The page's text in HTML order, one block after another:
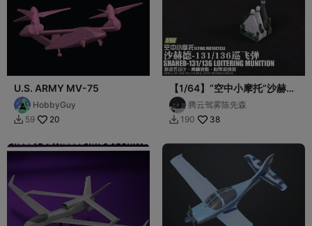
U.S. ARMY MV-75
HobbyGuy
 59 20
【1/64】“空中小摩托”沙赫
德-131/136巡飞弹套装
腾云驾雾陈先森
 190 38